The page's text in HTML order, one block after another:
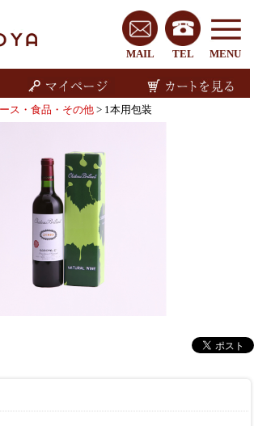
MENU
TEL
MAIL
ス・食品・その他 > 1本用包装